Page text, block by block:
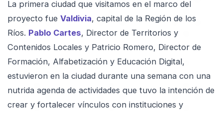
La primera ciudad que visitamos en el marco del
proyecto fue Valdivia, capital de la Región de los
Ríos. Pablo Cartes, Director de Territorios y
Contenidos Locales y Patricio Romero, Director de
Formación, Alfabetización y Educación Digital,
estuvieron en la ciudad durante una semana con una
nutrida agenda de actividades que tuvo la intención de
crear y fortalecer vínculos con instituciones y